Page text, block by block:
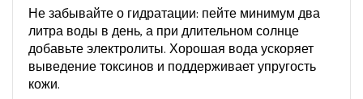
Не забывайте о гидратации: пейте минимум два
литра воды в день, а при длительном солнце
добавьте электролиты. Хорошая вода ускоряет
выведение токсинов и поддерживает упругость
кожи.